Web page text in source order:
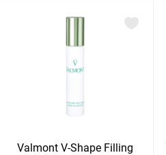
Valmont V-Shape Filling